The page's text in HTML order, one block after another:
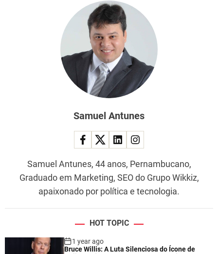
Samuel Antunes
Samuel Antunes, 44 anos, Pernambucano,
Graduado em Marketing, SEO do Grupo Wikkiz,
apaixonado por política e tecnologia.
HOT TOPIC
1 year ago
Bruce Willis: A Luta Silenciosa do Ícone de